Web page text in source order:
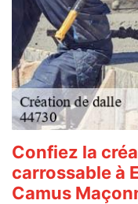
Confiez la
carrossable à
Camus